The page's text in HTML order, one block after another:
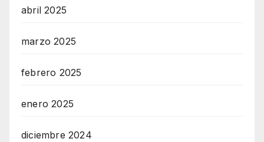
abril 2025
marzo 2025
febrero 2025
enero 2025
diciembre 2024